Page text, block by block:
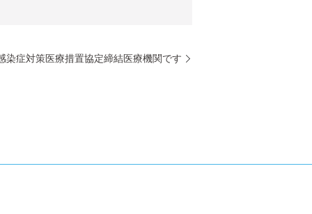
染症対策医療措置協定締結医療機関です